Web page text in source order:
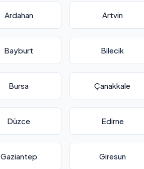
Ardahan Artvin
Bayburt Bilecik
Bursa Çanakkale
Düzce Edirne
Gaziantep Giresun